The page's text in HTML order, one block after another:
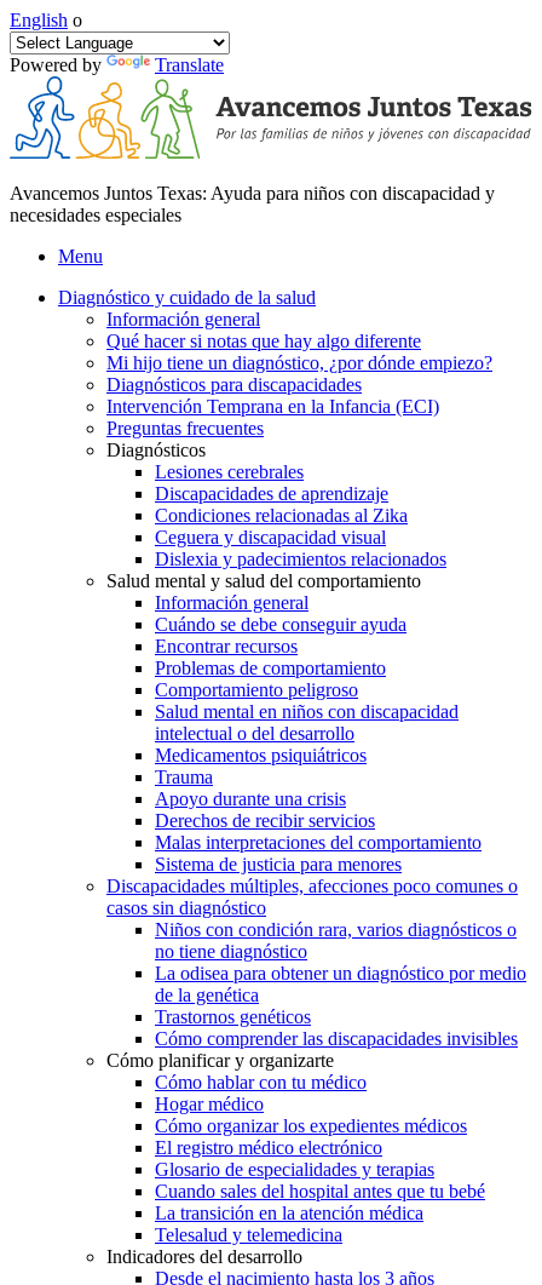
English o
Powered by Translate
Avancemos Juntos Texas: Ayuda para niños con discapacidad y
necesidades especiales
Menu
Diagnóstico y cuidado de la salud
Información general
Qué hacer si notas que hay algo diferente
Mi hijo tiene un diagnóstico, ¿por dónde empiezo?
Diagnósticos para discapacidades
Intervención Temprana en la Infancia (ECI)
Preguntas frecuentes
Diagnósticos
Lesiones cerebrales
Discapacidades de aprendizaje
Condiciones relacionadas al Zika
Ceguera y discapacidad visual
Dislexia y padecimientos relacionados
Salud mental y salud del comportamiento
Información general
Cuándo se debe conseguir ayuda
Encontrar recursos
Problemas de comportamiento
Comportamiento peligroso
Salud mental en niños con discapacidad
intelectual o del desarrollo
Medicamentos psiquiátricos
Trauma
Apoyo durante una crisis
Derechos de recibir servicios
Malas interpretaciones del comportamiento
Sistema de justicia para menores
Discapacidades múltiples, afecciones poco comunes o
casos sin diagnóstico
Niños con condición rara, varios diagnósticos o
no tiene diagnóstico
La odisea para obtener un diagnóstico por medio
de la genética
Trastornos genéticos
Cómo comprender las discapacidades invisibles
Cómo planificar y organizarte
Cómo hablar con tu médico
Hogar médico
Cómo organizar los expedientes médicos
El registro médico electrónico
Glosario de especialidades y terapias
Cuando sales del hospital antes que tu bebé
La transición en la atención médica
Telesalud y telemedicina
Indicadores del desarrollo
Desde el nacimiento hasta los 3 años